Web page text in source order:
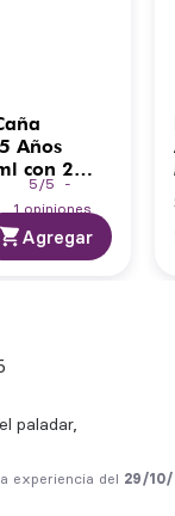
Años
con 2
5 /5
-
1 opiniones
Agregar
paladar,
experiencia del 29/10/